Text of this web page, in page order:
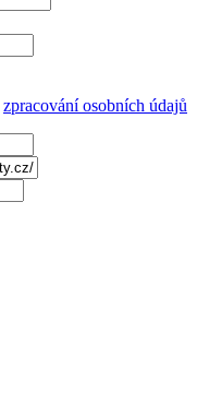
zpracování osobních údajů